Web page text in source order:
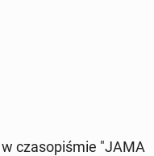
cza­so­pi­śmie "JAMA